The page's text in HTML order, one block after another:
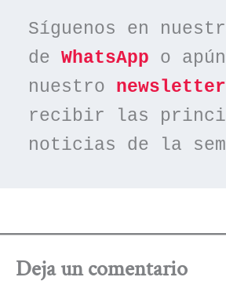
Síguenos en
de WhatsApp o
nuestro newsletter
recibir las
noticias de la
Deja un comentario